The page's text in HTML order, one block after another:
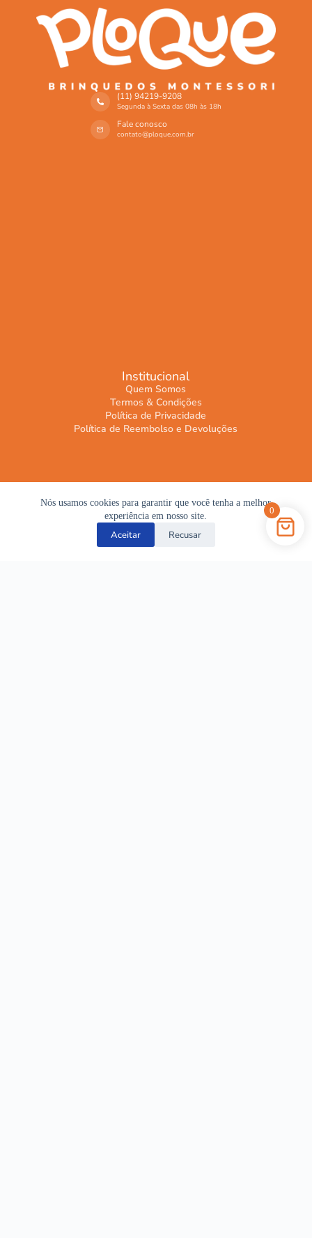
Nós usamos cookies para garantir que você tenha a melhor
experiência em nosso site.
Aceitar Recusar
(11) 94219-9208
Segunda à Sexta das 08h às 18h​
Fale conosco
contato@ploque.com.br
Institucional
Quem Somos
Termos & Condições
Política de Privacidade
Política de Reembolso e Devoluções
0